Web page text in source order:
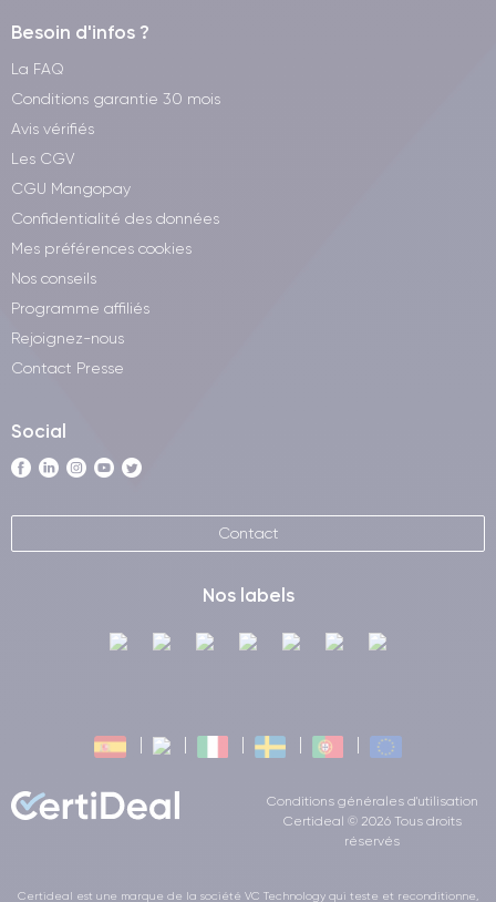
Besoin d'infos ?
La FAQ
Conditions garantie 30 mois
Avis vérifiés
Les CGV
CGU Mangopay
Confidentialité des données
Mes préférences cookies
Nos conseils
Programme affiliés
Rejoignez-nous
Contact Presse
Social
Contact
Nos labels
Conditions générales d'utilisation
Certideal © 2026 Tous droits
réservés
Certideal est une marque de la société VC Technology qui teste et reconditionne,